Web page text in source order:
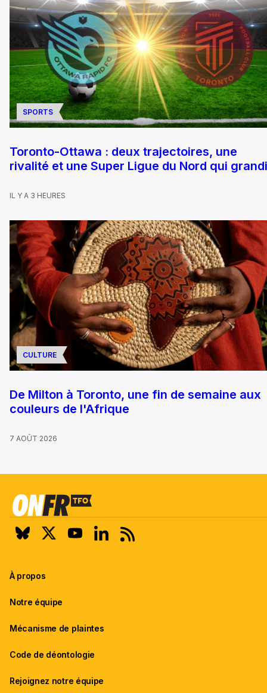
SPORTS
Toronto-Ottawa : deux trajectoires, une
rivalité et une Super Ligue du Nord qui
IL Y A 3 HEURES
CULTURE
De Milton à Toronto, une fin de semaine aux
couleurs de l'Afrique
7 AOÛT 2026
À propos
Notre équipe
Mécanisme de plaintes
Code de déontologie
Rejoignez notre équipe